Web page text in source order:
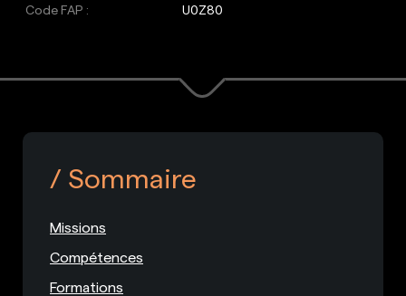
Code FAP : U0Z80
Sommaire
Missions
Compétences
Formations